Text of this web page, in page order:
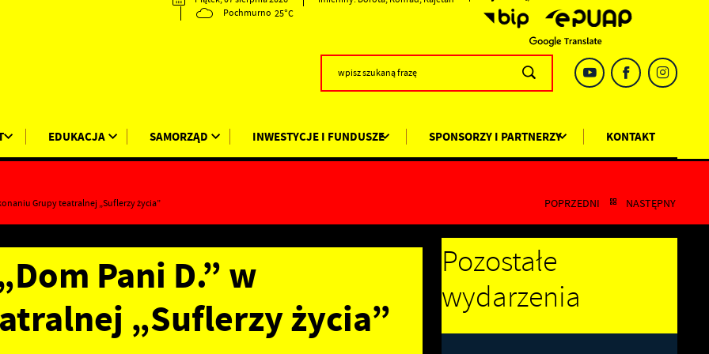
Pochmurno 25°C
EDUKACJA SAMORZĄD INWESTYCJE I FUNDUSZE SPONSORZY I PARTNERZY KONTAKT
Grupy teatralnej „Suflerzy życia” POPRZEDNI NASTĘPNY
Pani D.” w
„Suflerzy życia”
Pozostałe
wydarzenia